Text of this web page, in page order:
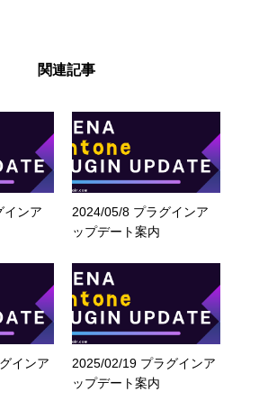
関連記事
インア
2024/05/8 プラグインア
ップデート案内
インア
2025/02/19 プラグインア
ップデート案内